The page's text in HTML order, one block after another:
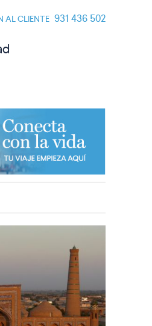
AL CLIENTE 931 436 502